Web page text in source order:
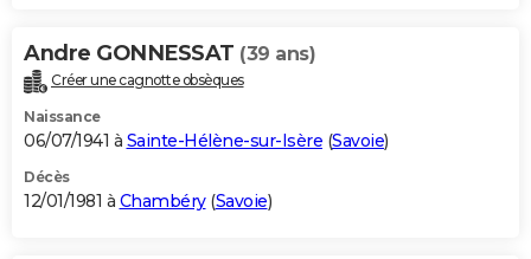
Andre GONNESSAT (39 ans)
Créer une cagnotte obsèques
Naissance
06/07/1941 à Sainte-Hélène-sur-Isère (Savoie)
Décès
12/01/1981 à Chambéry(Savoie)